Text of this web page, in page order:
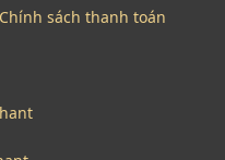
Chính sách thanh toán